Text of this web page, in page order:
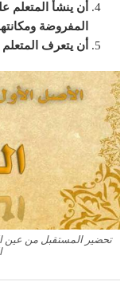
أن ينشأ المتعلم
المفروضة
أن يتعرف
تحضير المستقبل من عين